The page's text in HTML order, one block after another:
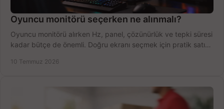
Oyuncu monitörü seçerken ne alınmalı?
Oyuncu monitörü alırken Hz, panel, çözünürlük ve tepki süresi
kadar bütçe de önemli. Doğru ekranı seçmek için pratik satın
10 Temmuz 2026